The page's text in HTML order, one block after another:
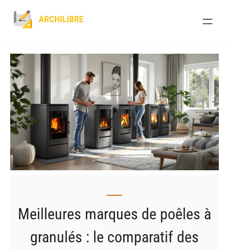
Meilleures marques de poêles à
granulés : le comparatif des